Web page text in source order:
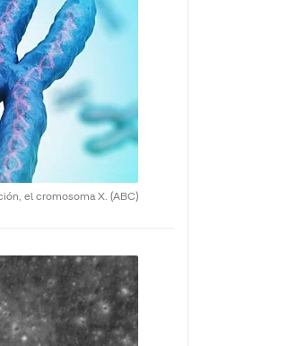
el cromosoma X. (ABC)